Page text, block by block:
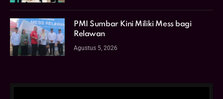
PMI Sumbar Kini Miliki Mess bagi
Relawan
Agustus 5, 2026